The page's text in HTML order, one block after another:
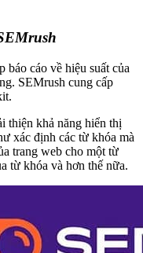
báo cáo về hiệu suất của
SEMrush cung cấp
thiện khả năng hiển thị
xác định các từ khóa mà
trang web cho một từ
từ khóa và hơn thế nữa.